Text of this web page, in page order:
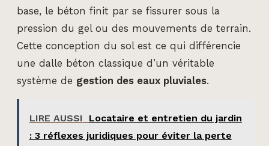
base, le béton finit par se fissurer sous la
pression du gel ou des mouvements de terrain.
Cette conception du sol est ce qui différencie
une dalle béton classique d’un véritable
système de gestion des eaux pluviales.
LIRE AUSSI
Locataire et entretien du jardin
: 3 réflexes juridiques pour éviter la perte